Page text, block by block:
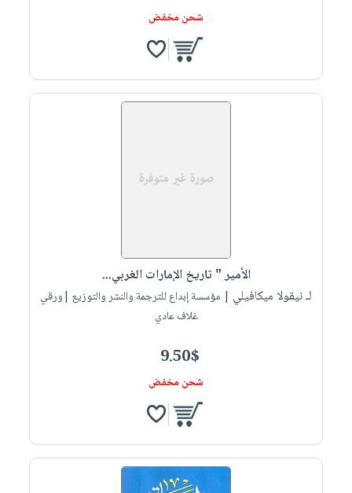
شحن مخفض
الأمير " تاريخ الإمارات الغربي...
لـ نيقولا ميكافيلي | مؤسسة إبداع للترجمة والنشر والتوزيع |ورقي
غلاف عادي
9.50$
شحن مخفض